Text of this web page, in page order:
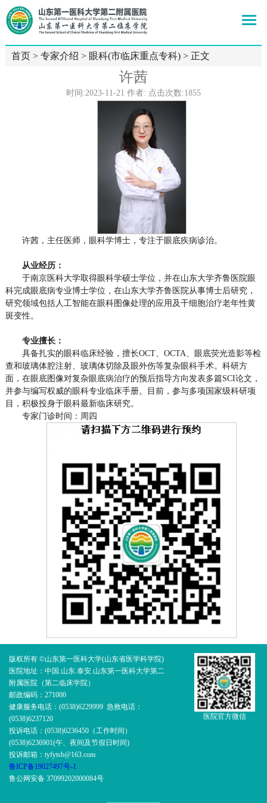
首页> 专家介绍 > 眼科(市临床重点专科)> 正文
许茜
时间:2023-11-21 作者: 点击次数:1855
许茜，主任医师，眼科学博士，专注于眼底疾病诊治。
从业经历：
于南京医科大学取得眼科学硕士学位，并在山东大学齐鲁医院眼
科完成眼底病专业博士学位，在山东大学齐鲁医院从事博士后研究，
研究领域包括人工智能在眼科图像处理的应用及干细胞治疗老年性黄
斑变性。
专业擅长：
具备扎实的眼科临床经验，擅长OCT、OCTA、眼底荧光造影等检
查和玻璃体腔注射、玻璃体切除及眼外伤等复杂眼科手术。科研方
面，在眼底图像对复杂眼底病治疗的预后指导方向发表多篇SCI论文，
并参与编写权威的眼科专业临床手册。目前，参与多项国家级科研项
目，积极投身于眼科最新临床研究。
专家门诊时间：周四
版权所有 ©山东第一医科大学(山东省医学科学院)
医院地址：中国.山东.泰安.山东第一医科大学第二
附属医院（第二临床学院）
邮政编码：271000
健康服务电话：(0538)6229999 急救电话：
(0538)6237120
投诉电话：(0538)6236450（工作时间）
(0538)6236901(午、夜间及节假日时间)
投诉邮箱：tyfytsb@163.com
鲁ICP备19027497号-1
鲁公网安备 37099202000084号
医院官方微信